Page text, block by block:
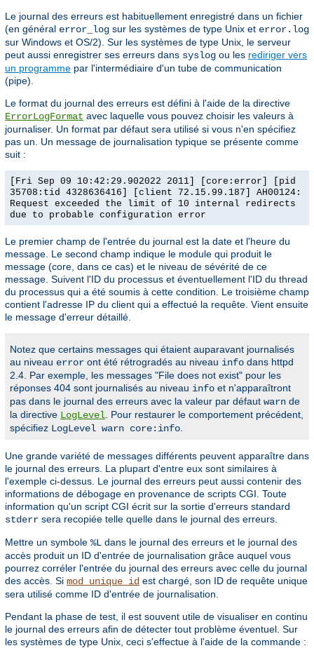
Le journal des erreurs est habituellement enregistré dans un fichier
(en général error_log sur les systèmes de type Unix et error.log
sur Windows et OS/2). Sur les systèmes de type Unix, le serveur
peut aussi enregistrer ses erreurs dans syslog ou les rediriger vers
un programme par l'intermédiaire d'un tube de communication
(pipe).
Le format du journal des erreurs est défini à l'aide de la directive
ErrorLogFormat avec laquelle vous pouvez choisir les valeurs à
journaliser. Un format par défaut sera utilisé si vous n'en spécifiez
pas un. Un message de journalisation typique se présente comme
suit :
[Fri Sep 09 10:42:29.902022 2011] [core:error] [pid
35708:tid 4328636416] [client 72.15.99.187] AH00124:
Request exceeded the limit of 10 internal redirects
due to probable configuration error
Le premier champ de l'entrée du journal est la date et l'heure du
message. Le second champ indique le module qui produit le
message (core, dans ce cas) et le niveau de sévérité de ce
message. Suivent l'ID du processus et éventuellement l'ID du thread
du processus qui a été soumis à cette condition. Le troisième champ
contient l'adresse IP du client qui a effectué la requête. Vient ensuite
le message d'erreur détaillé.
Notez que certains messages qui étaient auparavant journalisés
au niveau error ont été rétrogradés au niveau info dans httpd
2.4. Par exemple, les messages "File does not exist" pour les
réponses 404 sont journalisés au niveau info et n'apparaîtront
pas dans le journal des erreurs avec la valeur par défaut warn de
la directive LogLevel . Pour restaurer le comportement précédent,
spécifiez LogLevel warn core:info
Une grande variété de messages différents peuvent apparaître dans
le journal des erreurs. La plupart d'entre eux sont similaires à
l'exemple ci-dessus. Le journal des erreurs peut aussi contenir des
informations de débogage en provenance de scripts CGI. Toute
information qu'un script CGI écrit sur la sortie d'erreurs standard
stderr sera recopiée telle quelle dans le journal des erreurs.
Mettre un symbole %L dans le journal des erreurs et le journal des
accès produit un ID d'entrée de journalisation grâce auquel vous
pourrez corréler l'entrée du journal des erreurs avec celle du journal
des accès. Si mod_unique_id est chargé, son ID de requête unique
sera utilisé comme ID d'entrée de journalisation.
Pendant la phase de test, il est souvent utile de visualiser en continu
le journal des erreurs afin de détecter tout problème éventuel. Sur
les systèmes de type Unix, ceci s'effectue à l'aide de la commande :